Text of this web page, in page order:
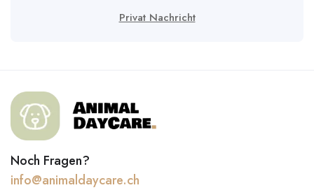
Privat Nachricht
Noch Fragen?
info@animaldaycare.ch